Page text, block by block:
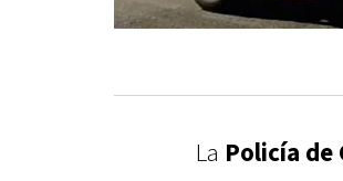
La Policía de